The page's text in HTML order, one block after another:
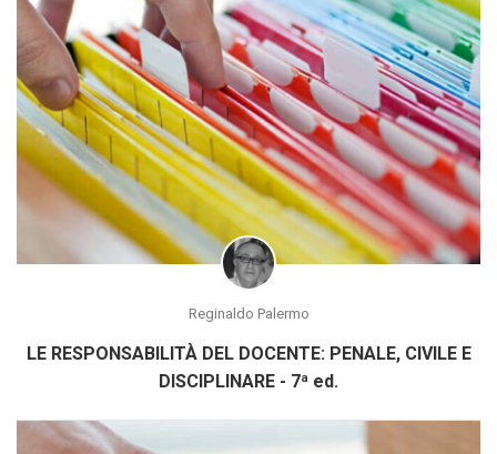
Reginaldo Palermo
LE RESPONSABILITÀ DEL DOCENTE: PENALE, CIVILE E
DISCIPLINARE - 7ª ed.